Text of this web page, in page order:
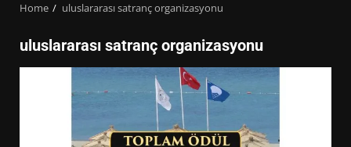
Home uluslararası satranç organizasyonu
uluslararası satranç organizasyonu